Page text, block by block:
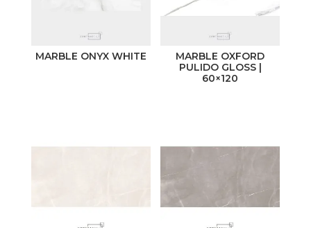
MARBLE ONYX WHITE
MARBLE OXFORD
PULIDO GLOSS |
60×120